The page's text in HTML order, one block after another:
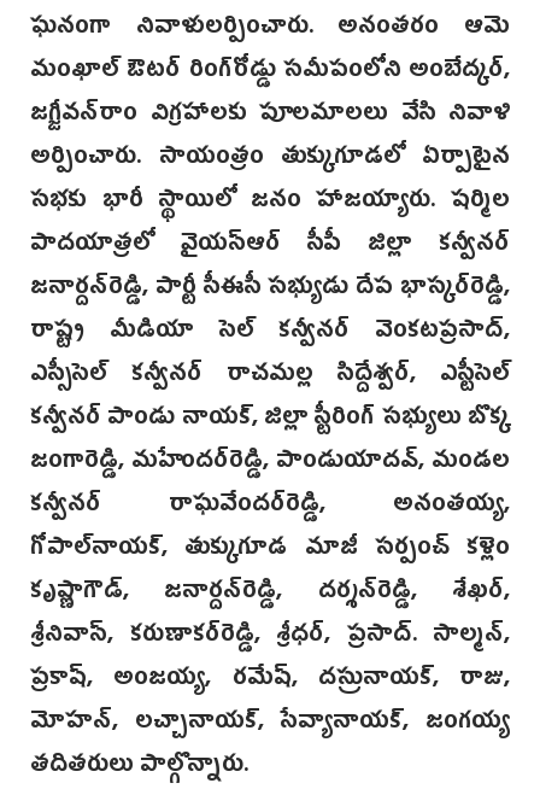
ఘనంగా నివాళులర్పించారు. అనంతరం ఆమె
మంఖాల్ ఔటర్ రింగ్‌రోడ్డు సమీపంలోని అంబేద్కర్,
జగ్జీవన్‌రాం విగ్రహాలకు పూలమాలలు వేసి నివాళి
అర్పించారు. సాయంత్రం తుక్కుగూడలో ఏర్పాటైన
సభకు భారీ స్థాయిలో జనం హాజయ్యారు. షర్మిల
పాదయాత్రలో వైయస్ఆర్ సీపీ జిల్లా కన్వీనర్
జనార్దన్‌రెడ్డి, పార్టీ సీఈసీ సభ్యుడు దేప భాస్కర్‌రెడ్డి,
రాష్ట్ర మీడియా సెల్ కన్వీనర్ వెంకటప్రసాద్,
ఎస్సీసెల్ కన్వీనర్ రాచమల్ల సిద్దేశ్వర్, ఎస్టీసెల్
కన్వీనర్ పాండు నాయక్, జిల్లా స్టీరింగ్ సభ్యులు బొక్క
జంగారెడ్డి, మహేందర్‌రెడ్డి, పాండుయాదవ్, మండల
కన్వీనర్ రాఘవేందర్‌రెడ్డి, అనంతయ్య,
గోపాల్‌నాయక్, తుక్కుగూడ మాజీ సర్పంచ్ కళ్లెం
కృష్ణాగౌడ్, జనార్దన్‌రెడ్డి, దర్శన్‌రెడ్డి, శేఖర్,
శ్రీనివాస్, కరుణాకర్‌రెడ్డి, శ్రీధర్, ప్రసాద్. సాల్మన్,
ప్రకాష్, అంజయ్య, రమేష్, దస్రునాయక్, రాజు,
మోహన్, లచ్చానాయక్, సేవ్యానాయక్, జంగయ్య
తదితరులు పాల్గొన్నారు.